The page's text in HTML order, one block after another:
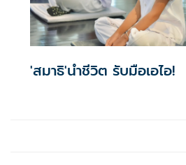
'สมาธิ'นำชีวิต รับมือเอไอ!